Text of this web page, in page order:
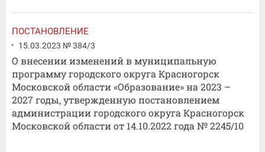
ПОСТАНОВЛЕНИЕ
15.03.2023 № 384/3
О внесении изменений в муниципальную
программу городского округа Красногорск
Московской области «Образование» на 2023 –
2027 годы, утвержденную постановлением
администрации городского округа Красногорск
Московской области от 14.10.2022 года № 2245/10